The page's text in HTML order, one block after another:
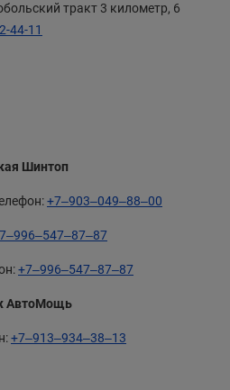
тракт 3 километр, 6
44-11
Шинтоп
+7‒903‒049‒88‒00
+7‒996‒547‒87‒87
АвтоМощь
+7‒913‒934‒38‒13